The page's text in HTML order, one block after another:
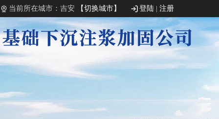
当前所在城市：吉安 【切换城市】 登陆 | 注册